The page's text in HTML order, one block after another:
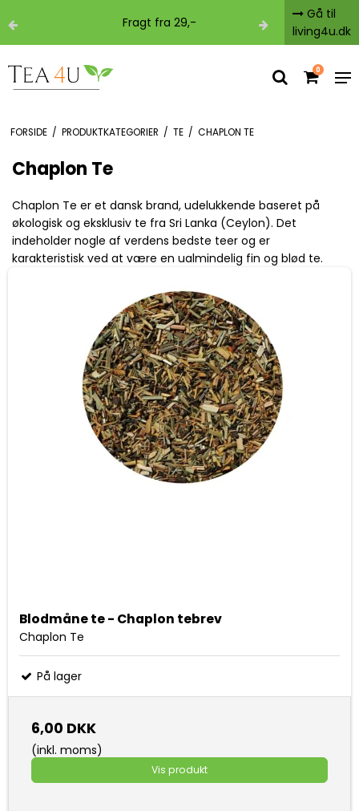
Fragt fra 29,- Fri
Gå til
living4u.dk
0
FORSIDE / PRODUKTKATEGORIER / TE / CHAPLON TE
Chaplon Te
Chaplon Te er et dansk brand, udelukkende baseret på
økologisk og eksklusiv te fra Sri Lanka (Ceylon). Det
indeholder nogle af verdens bedste teer og er
karakteristisk ved at være en ualmindelig fin og blød te.
Blodmåne te - Chaplon tebrev
Chaplon Te
På lager
6,00 DKK
(inkl. moms)
Vis produkt